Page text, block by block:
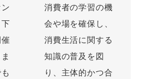
消費者の学習の機
会や場を確保し、
消費生活に関する
知識の普及を図
り、主体的かつ合